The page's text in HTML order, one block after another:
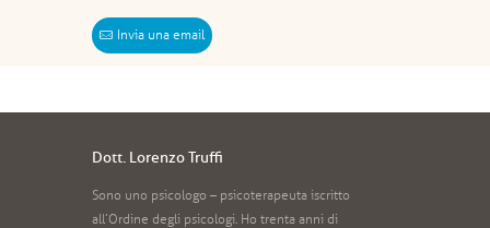
Invia una email
Dott. Lorenzo Truffi
Sono uno psicologo – psicoterapeuta iscritto
all’Ordine degli psicologi. Ho trenta anni di